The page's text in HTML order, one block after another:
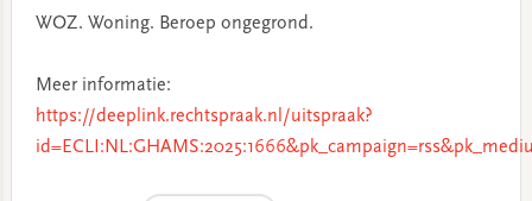
WOZ. Woning. Beroep ongegrond.
Meer informatie:
https://deeplink.rechtspraak.nl/uitspraak?